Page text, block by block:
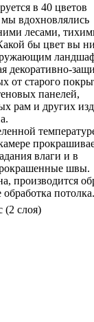
в 40 цветов
вдохновлялись
лесами,
бы цвет вы
декоративно-
от старого
панелей,
рам и других
влаги и в
швы.
производится
потолка.
(2 слоя)